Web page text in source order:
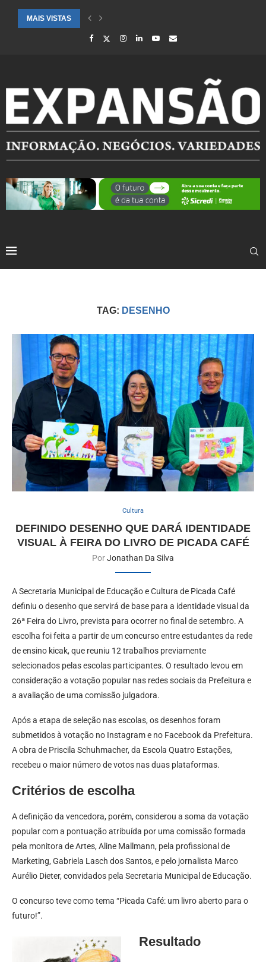
MAIS VISTAS
DEFESA CIVIL REFORÇA MONITORAMENTO POR PREVISÃO DE
TAG: DESENHO
Cultura
DEFINIDO DESENHO QUE DARÁ IDENTIDADE
VISUAL À FEIRA DO LIVRO DE PICADA CAFÉ
PorJonathan Da Silva
A Secretaria Municipal de Educação e Cultura de Picada Café
definiu o desenho que servirá de base para a identidade visual da
26ª Feira do Livro, prevista para ocorrer no final de setembro. A
escolha foi feita a partir de um concurso entre estudantes da rede
de ensino kicak, que reuniu 12 trabalhos previamente
selecionados pelas escolas participantes. O resultado levou em
consideração a votação popular nas redes sociais da Prefeitura e
a avaliação de uma comissão julgadora.
Após a etapa de seleção nas escolas, os desenhos foram
submetidos à votação no Instagram e no Facebook da Prefeitura.
A obra de Priscila Schuhmacher, da Escola Quatro Estações,
recebeu o maior número de votos nas duas plataformas.
Critérios de escolha
A definição da vencedora, porém, considerou a soma da votação
popular com a pontuação atribuída por uma comissão formada
pela monitora de Artes, Aline Mallmann, pela profissional de
Marketing, Gabriela Lasch dos Santos, e pelo jornalista Marco
Aurélio Dieter, convidados pela Secretaria Municipal de Educação.
O concurso teve como tema “Picada Café: um livro aberto para o
futuro!”.
Resultado